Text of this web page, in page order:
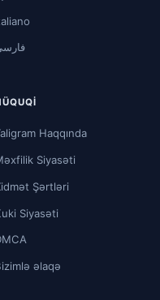
Haqqında
Siyasəti
Şərtləri
Siyasəti
əlaqə